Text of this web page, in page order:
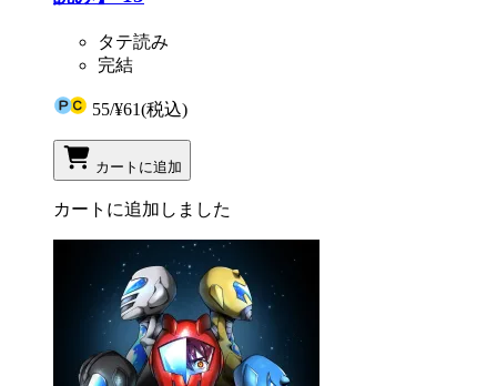
タテ読み
完結
55/¥61(税込)
カートに追加
カートに追加しました